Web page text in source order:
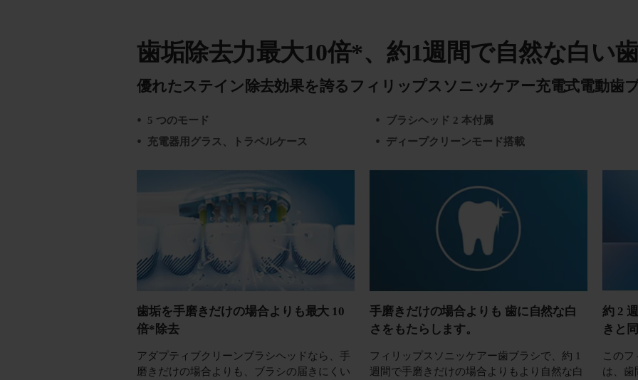
歯垢除去力最大10倍*、約1週間で自然な白い
優れたステイン除去効果を誇るフィリップスソニッケアー充電式電動歯
5 つのモード
ブラシヘッド 2 本付属
充電器用グラス、トラベルケース
ディープクリーンモード搭載
歯垢を手磨きだけの場合よりも最大 10
倍*除去
アダプティブクリーンブラシヘッドなら、手
磨きだけの場合よりも、ブラシの届きにくい
手磨きだけの場合よりも 歯に自然な白
さをもたらします。
フィリップスソニッケアー歯ブラシで、約 1
週間で手磨きだけの場合よりもより自然な白
約 2
きと同
この
は、歯